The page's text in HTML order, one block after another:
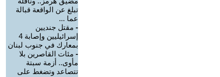
تبلغ عن الواقعة قبالة
عما ...
- مقتل جنديين
إسرائيليين وإصابة 4
بمعارك في جنوب لبنان
- مئات القاصرين بلا
مأوى.. أزمة سبتة
تتصاعد وتضغط على